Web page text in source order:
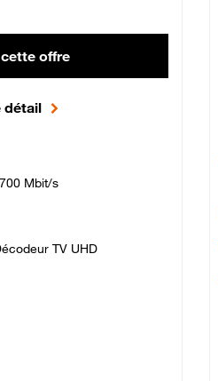
offre
détail
Mbit/s
TV UHD